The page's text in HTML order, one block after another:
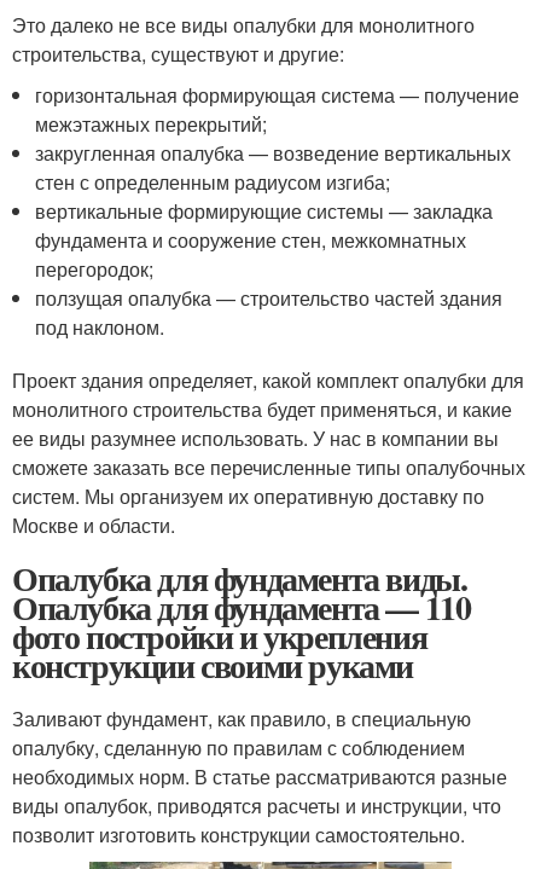
Это далеко не все виды опалубки для монолитного
строительства, существуют и другие:
горизонтальная формирующая система — получение
межэтажных перекрытий;
закругленная опалубка — возведение вертикальных
стен с определенным радиусом изгиба;
вертикальные формирующие системы — закладка
фундамента и сооружение стен, межкомнатных
перегородок;
ползущая опалубка — строительство частей здания
под наклоном.
Проект здания определяет, какой комплект опалубки для
монолитного строительства будет применяться, и какие
ее виды разумнее использовать. У нас в компании вы
сможете заказать все перечисленные типы опалубочных
систем. Мы организуем их оперативную доставку по
Москве и области.
Опалубка для фундамента виды.
Опалубка для фундамента — 110
фото постройки и укрепления
конструкции своими руками
Заливают фундамент, как правило, в специальную
опалубку, сделанную по правилам с соблюдением
необходимых норм. В статье рассматриваются разные
виды опалубок, приводятся расчеты и инструкции, что
позволит изготовить конструкции самостоятельно.